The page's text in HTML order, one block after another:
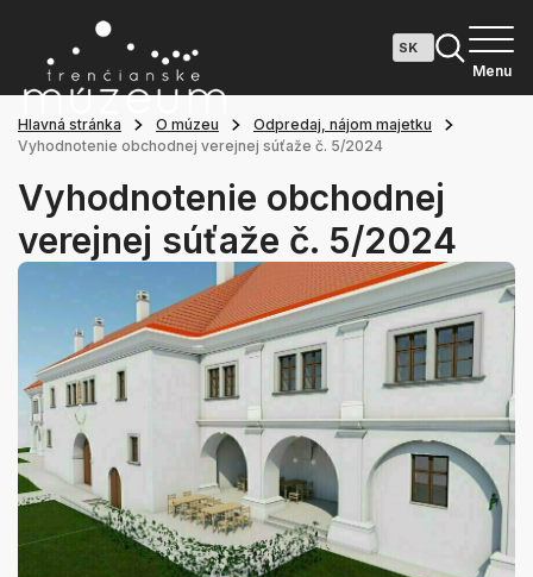
Menu
Hlavná stránka O múzeu
Odpredaj, nájom majetku
Vyhodnotenie obchodnej verejnej súťaže č. 5/2024
Vyhodnotenie obchodnej
verejnej súťaže č. 5/2024